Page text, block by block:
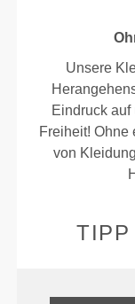
Unsere
Eindruck
Freiheit! Ohne
von
TIPP